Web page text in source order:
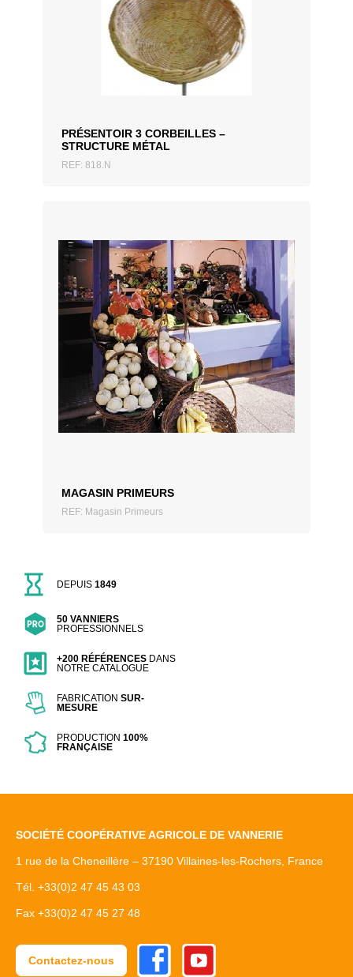
PRÉSENTOIR 3 CORBEILLES –
STRUCTURE MÉTAL
REF: 818.N
AJOUTER AU DEVIS
MAGASIN PRIMEURS
REF: Magasin Primeurs
AJOUTER AU DEVIS
DEPUIS1849
50 VANNIERS
PROFESSIONNELS
+200 RÉFÉRENCES DANS
NOTRE CATALOGUE
FABRICATIONSUR-
MESURE
PRODUCTION100%
FRANÇAISE
SOCIÉTÉ COOPÉRATIVE AGRICOLE DE VANNERIE
1 rue de la Cheneillère – 37190 Villaines-les-Rochers, France
Tél. +33(0)2 47 45 43 03
Fax +33(0)2 47 45 27 48
Contactez-nous
FacebookYoutube